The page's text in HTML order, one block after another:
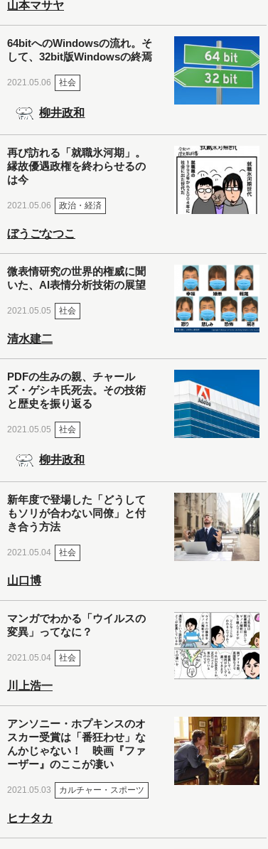
山本マサヤ
64bitへのWindowsの流れ。そ
して、32bit版Windowsの終焉
2021.05.06 社会
柳井政和
再び訪れる「就職氷河期」。
縁故優遇政権を終わらせるの
は今
2021.05.06 政治・経済
ぼうごなつこ
微表情研究の世界的権威に聞
いた、AI表情分析技術の展望
2021.05.05 社会
清水建二
PDFの生みの親、チャール
ズ・ゲシキ氏死去。その技術
と歴史を振り返る
2021.05.05 社会
柳井政和
新年度で登場した「どうして
もソリが合わない同僚」と付
き合う方法
2021.05.04 社会
山口博
マンガでわかる「ウイルスの
変異」ってなに？
2021.05.04 社会
川上浩一
アンソニー・ホプキンスのオ
スカー受賞は「番狂わせ」な
んかじゃない！ 映画『ファ
ーザー』のここが凄い
2021.05.03 カルチャー・スポーツ
ヒナタカ